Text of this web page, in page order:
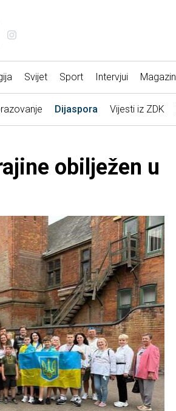
Svijet Sport Intervjui Magazin
Dijaspora Vijesti iz ZDK
obilježen u